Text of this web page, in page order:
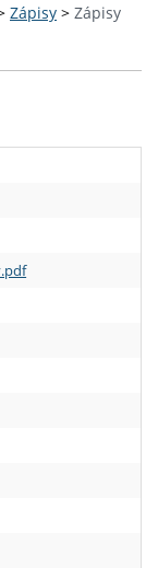
Zápisy > Zápisy